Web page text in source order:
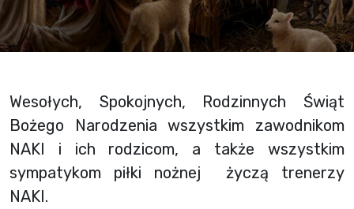
Wesołych, Spokojnych, Rodzinnych Świąt
Bożego Narodzenia wszystkim zawodnikom
NAKI i ich rodzicom, a także wszystkim
sympatykom piłki nożnej życzą trenerzy
NAKI.